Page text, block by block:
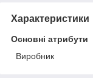
Характеристики
Основні атрибути
Виробник